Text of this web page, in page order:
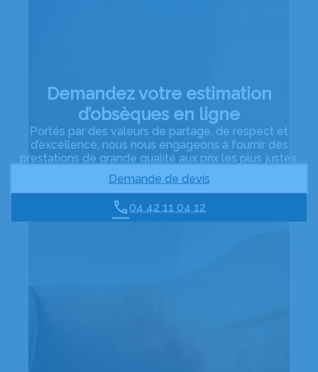
Demandez votre estimation
d’obsèques en ligne
Portés par des valeurs de partage, de respect et
d’excellence, nous nous engageons à fournir des
prestations de grande qualité aux prix les plus justes.
Demande de devis
04 42 11 04 12